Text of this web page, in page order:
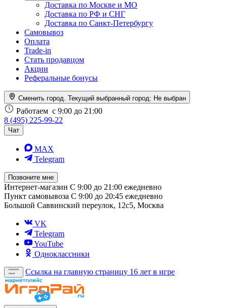
Доставка по Москве и МО
Доставка по РФ и СНГ
Доставка по Санкт-Петербургу
Самовывоз
Оплата
Trade-in
Стать продавцом
Акции
Реферальные бонусы
Сменить город. Текущий выбранный город: Не выбран
Работаем с 9:00 до 21:00
8 (495) 225-99-22
Чат
MAX
Telegram
Позвоните мне
Интернет-магазин С 9:00 до 21:00 ежедневно
Пункт самовывоза С 9:00 до 20:45 ежедневно
Большой Саввинский переулок, 12с5, Москва
VK
Telegram
YouTube
Одноклассники
Ссылка на главную страницу 16 лет в игре